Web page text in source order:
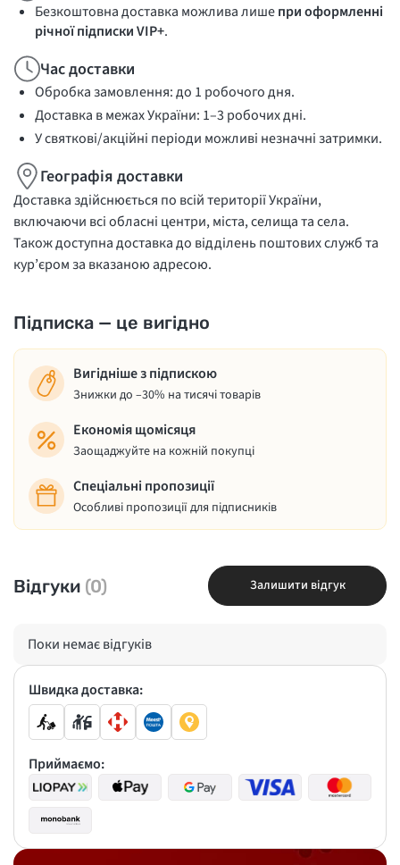
Безкоштовна доставка можлива лишепри оформленні
річної підписки VIP+.
Час доставки
Обробка замовлення: до 1 робочого дня.
Доставка в межах України: 1–3 робочих дні.
У святкові/акційні періоди можливі незначні затримки.
Географія доставки
Доставка здійснюється по всій території України,
включаючи всі обласні центри, міста, селища та села.
Також доступна доставка до відділень поштових служб та
кур’єром за вказаною адресою.
Підписка — це вигідно
Вигідніше з підпискою
Знижки до –30% на тисячі товарів
Економія щомісяця
Заощаджуйте на кожній покупці
Спеціальні пропозиції
Особливі пропозиції для підписників
Відгуки (0) Залишити відгук
Поки немає відгуків
Швидка доставка:
Приймаємо: